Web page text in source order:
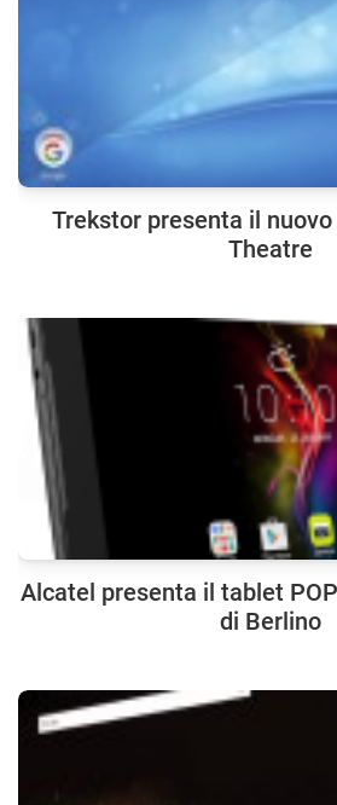
Trekstor presenta il
Theatre
Alcatel presenta il tablet POP
di Berlino